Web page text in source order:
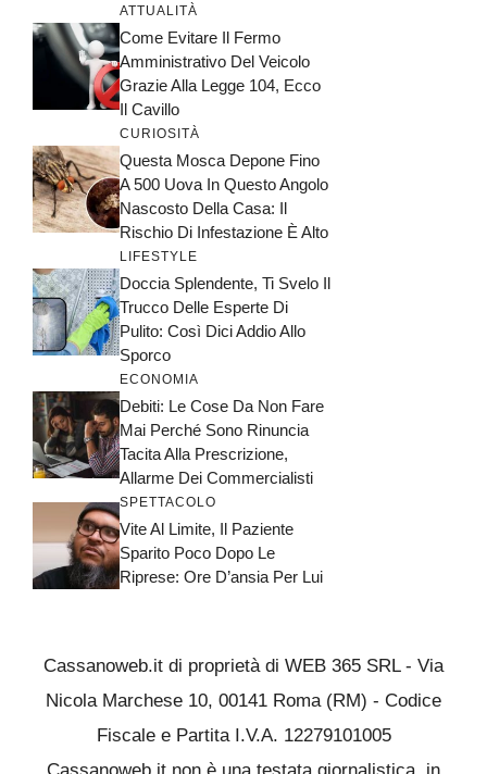
ATTUALITÀ
Come Evitare Il Fermo
Amministrativo Del Veicolo
Grazie Alla Legge 104, Ecco
Il Cavillo
CURIOSITÀ
Questa Mosca Depone Fino
A 500 Uova In Questo Angolo
Nascosto Della Casa: Il
Rischio Di Infestazione È Alto
LIFESTYLE
Doccia Splendente, Ti Svelo Il
Trucco Delle Esperte Di
Pulito: Così Dici Addio Allo
Sporco
ECONOMIA
Debiti: Le Cose Da Non Fare
Mai Perché Sono Rinuncia
Tacita Alla Prescrizione,
Allarme Dei Commercialisti
SPETTACOLO
Vite Al Limite, Il Paziente
Sparito Poco Dopo Le
Riprese: Ore D’ansia Per Lui
Cassanoweb.it di proprietà di WEB 365 SRL - Via
Nicola Marchese 10, 00141 Roma (RM) - Codice
Fiscale e Partita I.V.A. 12279101005